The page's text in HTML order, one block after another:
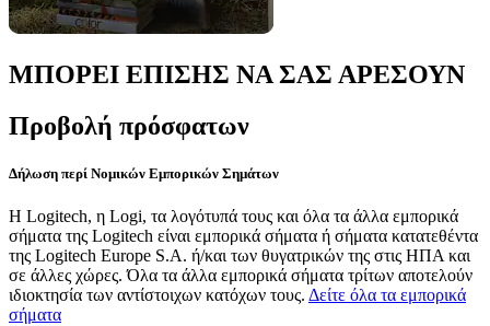
ΜΠΟΡΕΙ ΕΠΙΣΗΣ ΝΑ ΣΑΣ ΑΡΕΣΟΥΝ
Προβολή πρόσφατων
Δήλωση περί Νομικών Εμπορικών Σημάτων
Η Logitech, η Logi, τα λογότυπά τους και όλα τα άλλα εμπορικά
σήματα της Logitech είναι εμπορικά σήματα ή σήματα κατατεθέντα
της Logitech Europe S.A. ή/και των θυγατρικών της στις ΗΠΑ και
σε άλλες χώρες. Όλα τα άλλα εμπορικά σήματα τρίτων αποτελούν
ιδιοκτησία των αντίστοιχων κατόχων τους. Δείτε όλα τα εμπορικά
σήματα